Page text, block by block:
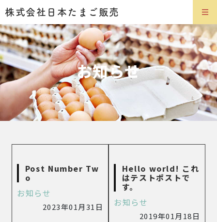
株式会社日本たまご販売
お知らせ
Post Number Tw
o
お知らせ
2023年01月31日
Hello world! これ
はテストポストで
す。
お知らせ
2019年01月18日